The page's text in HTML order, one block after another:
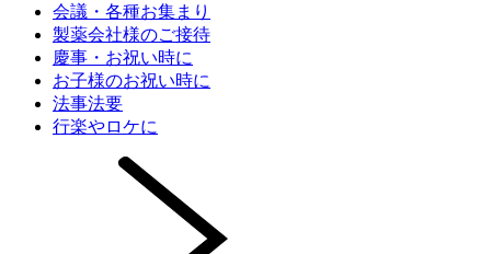
会議・各種お集まり
製薬会社様のご接待
慶事・お祝い時に
お子様のお祝い時に
法事法要
行楽やロケに